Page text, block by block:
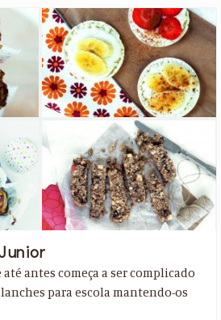
antes começa a ser complicado
para escola mantendo-os